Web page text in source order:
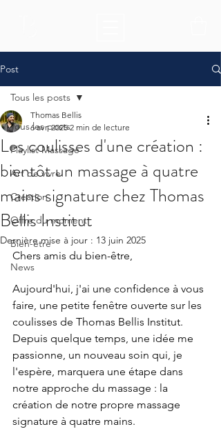
Post
Tous les posts
Playlist Massage
Art de vivre
Création
Offre du moment
Bien-être
News
Tous les posts
Les coulisses d'une création :
bientôt un massage à quatre
mains signature chez Thomas
Bellis Institut
Thomas Bellis
6 avr. 2025 2 min de lecture
Dernière mise à jour : 13 juin 2025
Chers amis du bien-être,
Aujourd'hui, j'ai une confidence à vous
faire, une petite fenêtre ouverte sur les
coulisses de Thomas Bellis Institut.
Depuis quelque temps, une idée me
passionne, un nouveau soin qui, je
l'espère, marquera une étape dans
notre approche du massage : la
création de notre propre massage
signature à quatre mains.